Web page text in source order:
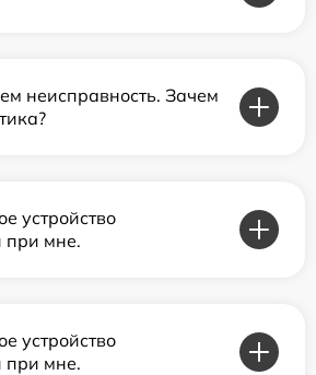
неисправность. Зачем
устройство
при мне.
устройство
при мне.